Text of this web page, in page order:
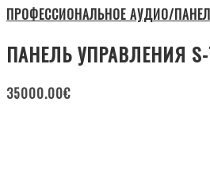
ПРОФЕССИОНАЛЬНОЕ АУДИО/
ПАНЕЛЬ УПРАВЛЕНИЯ S-
35000.00€